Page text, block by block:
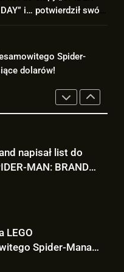
i… potwierdził swój
LEGO
tysiące dolarów!
Ryan Reynoldsa w
DOOMSDAY”!
i… potwierdził swój
Spider-
dolarów!
jako nowy Scott
napisał list do
MAN: BRAND
i… potwierdził swój
LEGO
Spider-Mana
tysiące dolarów!
roli
Ryan Reynoldsa w
DOOMSDAY”!